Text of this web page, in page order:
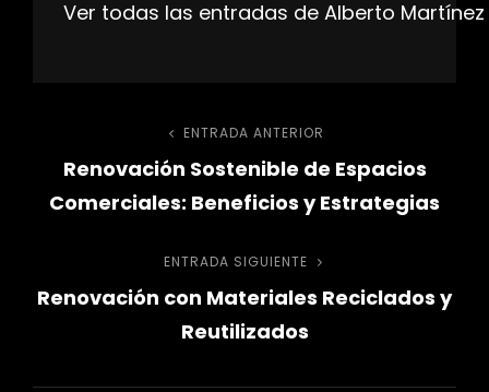
Ver todas las entradas de Alberto Martínez
Navegación
de
entradas
Entrada
anterior
ENTRADA ANTERIOR
Renovación Sostenible de Espacios
Comerciales: Beneficios y Estrategias
Entrada
siguiente
ENTRADA SIGUIENTE
Renovación con Materiales Reciclados y
Reutilizados